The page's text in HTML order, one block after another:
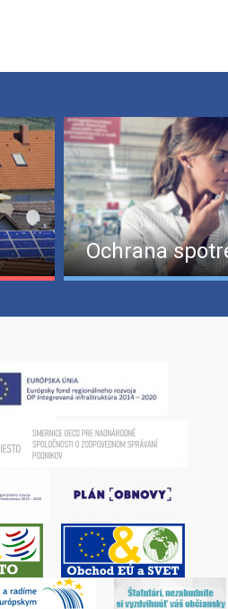
Ochrana